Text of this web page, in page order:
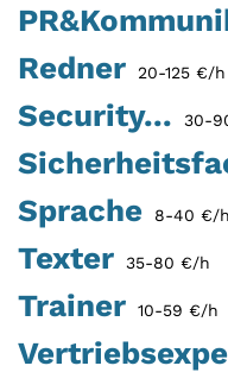
Redner 20-125 €/h
Security... 30-
Sprache 8-40 €/h
Texter 35-80 €/h
Trainer 10-59 €/h